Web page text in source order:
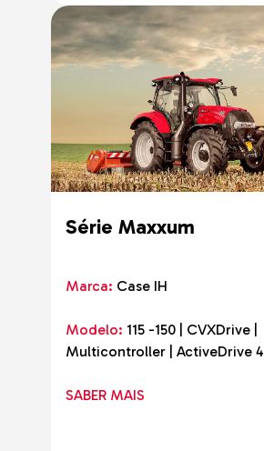
Série Maxxum
Marca: Case IH
Modelo: 115 -150 | CVXDrive |
Multicontroller | ActiveDrive 4
SABER MAIS